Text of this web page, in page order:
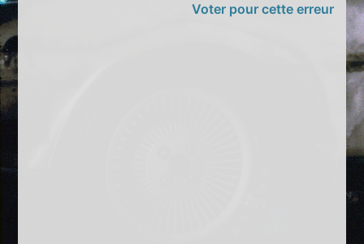
Voter pour cette erreur